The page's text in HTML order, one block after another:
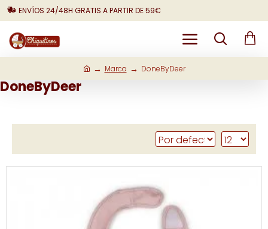
ENVÍOS 24/48H GRATIS A PARTIR DE 59€
Marca DoneByDeer
DoneByDeer